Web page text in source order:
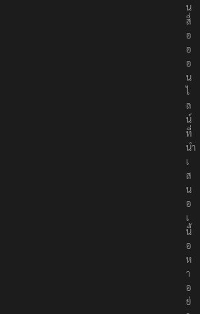
เ
ป็
น
สื่
อ
อ
อ
น
ไ
ล
น์
ที่
นำ
เ
ส
น
อ
เ
นื้
อ
ห
า